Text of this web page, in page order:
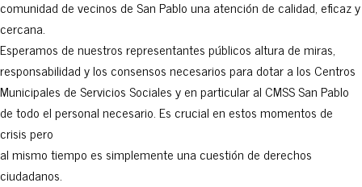
comunidad de vecinos de San Pablo una atención de calidad, eficaz y
cercana.
Esperamos de nuestros representantes públicos altura de miras,
responsabilidad y los consensos necesarios para dotar a los Centros
Municipales de Servicios Sociales y en particular al CMSS San Pablo
de todo el personal necesario. Es crucial en estos momentos de
crisis pero
al mismo tiempo es simplemente una cuestión de derechos
ciudadanos.